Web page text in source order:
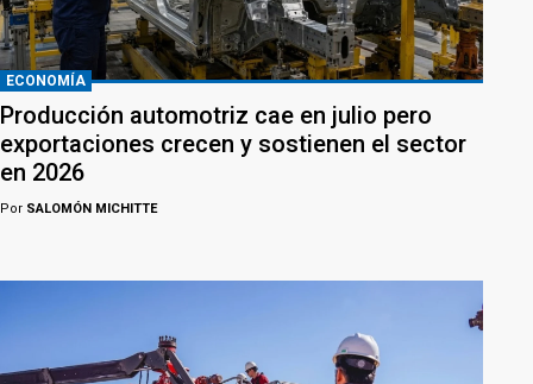
ECONOMÍA
Producción automotriz cae en julio pero
exportaciones crecen y sostienen el sector
en 2026
Por SALOMÓN MICHITTE